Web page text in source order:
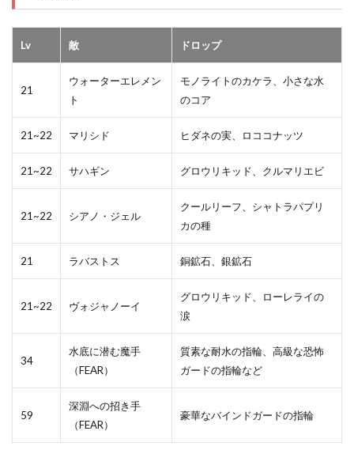
Lv 敵 ドロップ
21
ウォーターエレメン
ト
モノライトのカケラ、小さな水
のコア
21~22 マリシド ヒダネの実、ロココナッツ
21~22 サハギン グロウリキッド、クルマリエビ
21~22 シアノ・ジェル
クールリーフ、シャトラパプリ
カの種
21 ラバストス 銅鉱石、銀鉱石
21~22 ヴォジャノーイ
グロウリキッド、ローレライの
涙
34
水底に潜む魔手
（FEAR）
質素な耐水の指輪、高級な恐怖
ガードの指輪など
59
深淵への招き手
（FEAR）
豪華なバインドガードの指輪